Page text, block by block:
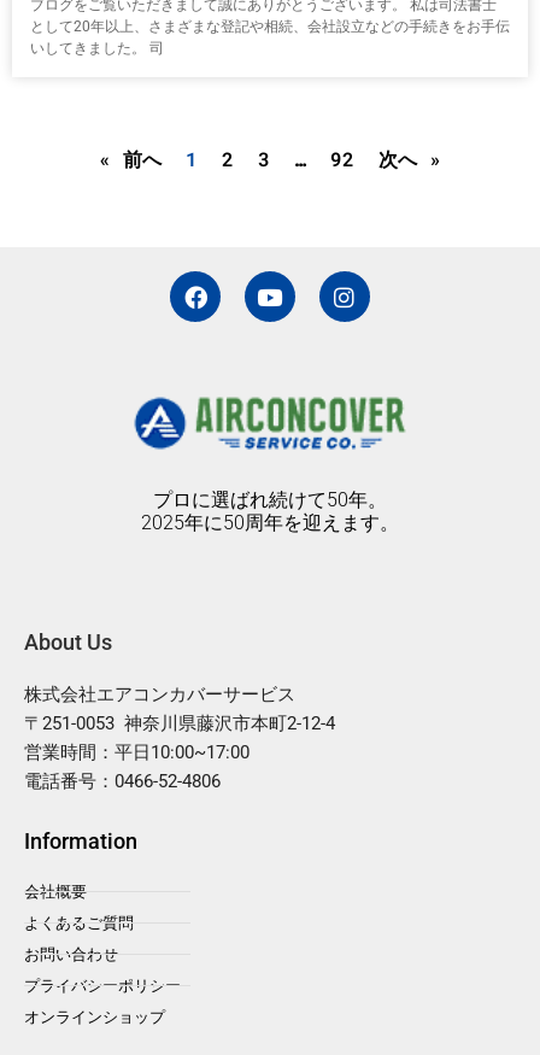
ブログをご覧いただきまして誠にありがとうございます。 私は司法書士
として20年以上、さまざまな登記や相続、会社設立などの手続きをお手伝
いしてきました。 司
« 前へ 1 2 3 … 92 次へ »
F
a
c
o
o
k
Y
o
u
b
e
I
n
s
g
r
a
プロに選ばれ続けて50年。
2025年に50周年を迎えます。
About Us
株式会社エアコンカバーサービス
〒251-0053 神奈川県藤沢市本町2-12-4
営業時間：平日10:00~17:00
電話番号：0466-52-4806
Information
会社概要
よくあるご質問
お問い合わせ
プライバシーポリシー
オンラインショップ